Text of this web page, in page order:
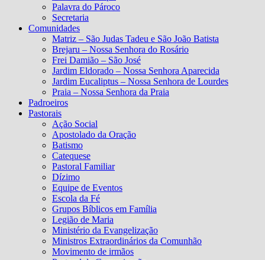
Palavra do Pároco
Secretaria
Comunidades
Matriz – São Judas Tadeu e São João Batista
Brejaru – Nossa Senhora do Rosário
Frei Damião – São José
Jardim Eldorado – Nossa Senhora Aparecida
Jardim Eucaliptus – Nossa Senhora de Lourdes
Praia – Nossa Senhora da Praia
Padroeiros
Pastorais
Ação Social
Apostolado da Oração
Batismo
Catequese
Pastoral Familiar
Dízimo
Equipe de Eventos
Escola da Fé
Grupos Bíblicos em Família
Legião de Maria
Ministério da Evangelização
Ministros Extraordinários da Comunhão
Movimento de irmãos